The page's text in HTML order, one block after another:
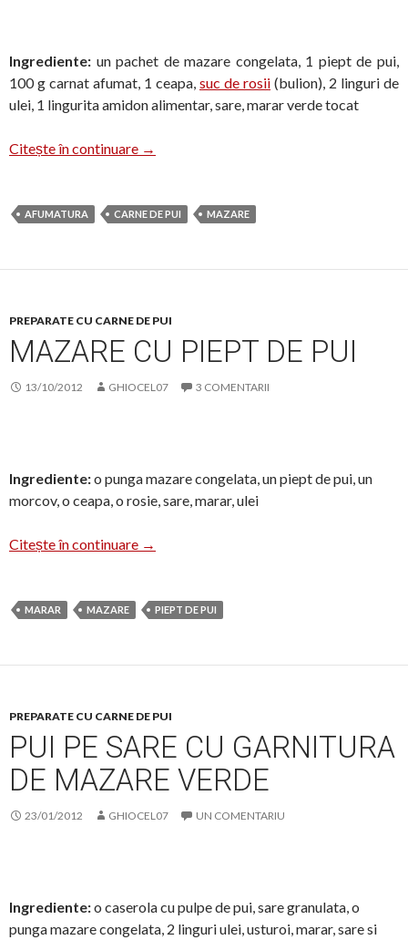
Ingrediente: un pachet de mazare congelata, 1 piept de pui,
100 g carnat afumat, 1 ceapa, suc de rosii (bulion), 2 linguri de
ulei, 1 lingurita amidon alimentar, sare, marar verde tocat
Citește în continuare Mazare cu carne de pui si carnat
→
AFUMATURA CARNE DE PUI MAZARE
PREPARATE CU CARNE DE PUI
MAZARE CU PIEPT DE PUI
13/10/2012 GHIOCEL07 3 COMENTARII
Ingrediente:o punga mazare congelata, un piept de pui, un
morcov, o ceapa, o rosie, sare, marar, ulei
Citește în continuare Mazare cu piept de pui
→
MARAR MAZARE PIEPT DE PUI
PREPARATE CU CARNE DE PUI
PUI PE SARE CU GARNITURA
DE MAZARE VERDE
23/01/2012 GHIOCEL07 UN COMENTARIU
Ingrediente:o caserola cu pulpe de pui, sare granulata, o
punga mazare congelata, 2 linguri ulei, usturoi, marar, sare si